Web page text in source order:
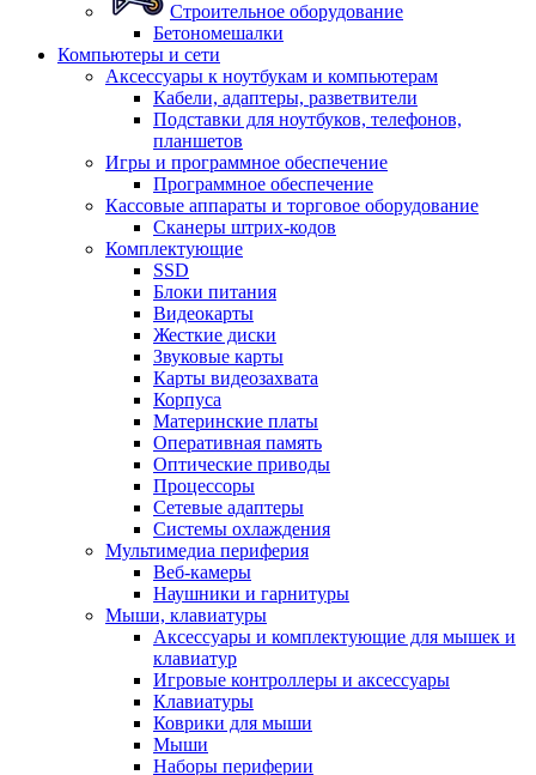
Строительное оборудование
Бетономешалки
Компьютеры и сети
Аксессуары к ноутбукам и компьютерам
Кабели, адаптеры, разветвители
Подставки для ноутбуков, телефонов,
планшетов
Игры и программное обеспечение
Программное обеспечение
Кассовые аппараты и торговое оборудование
Сканеры штрих-кодов
Комплектующие
SSD
Блоки питания
Видеокарты
Жесткие диски
Звуковые карты
Карты видеозахвата
Корпуса
Материнские платы
Оперативная память
Оптические приводы
Процессоры
Сетевые адаптеры
Системы охлаждения
Мультимедиа периферия
Веб-камеры
Наушники и гарнитуры
Мыши, клавиатуры
Аксессуары и комплектующие для мышек и
клавиатур
Игровые контроллеры и аксессуары
Клавиатуры
Коврики для мыши
Мыши
Наборы периферии